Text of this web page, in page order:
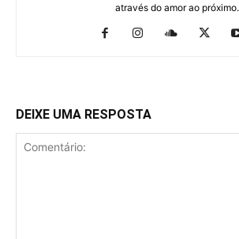
através do amor ao próximo.
DEIXE UMA RESPOSTA